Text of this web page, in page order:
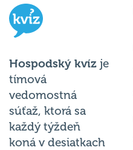
Hospodský kvíz je
tímová
vedomostná
súťaž, ktorá sa
každý týždeň
koná v desiatkach